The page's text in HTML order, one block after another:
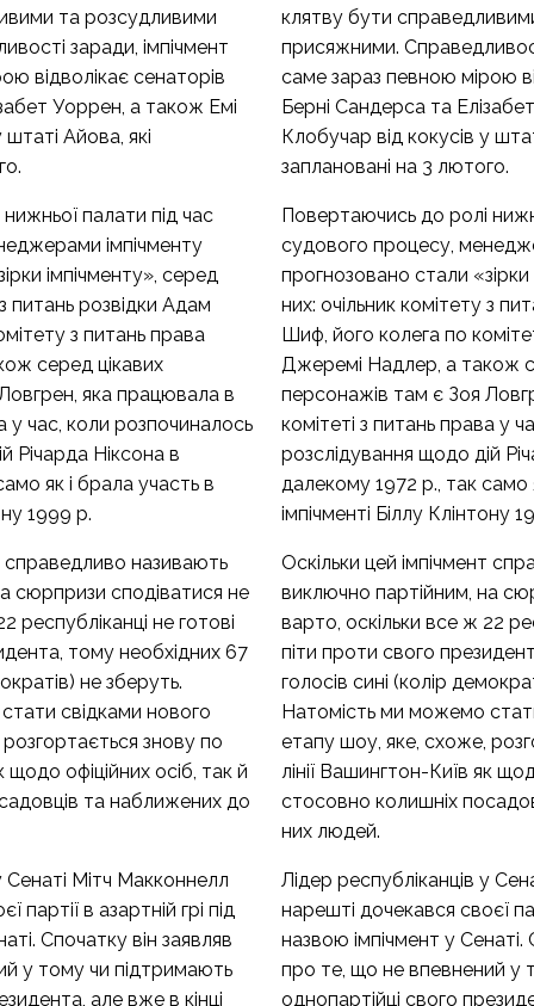
та розсудливими
заради, імпічмент
відволікає сенаторів
Уоррен, а також Емі
Айова, які
палати під час
імпічменту
імпічменту», серед
питань розвідки Адам
з питань права
серед цікавих
яка працювала в
у час, коли розпочиналось
Річарда Ніксона в
як і брала участь в
1999 р.
справедливо називають
сюрпризи сподіватися не
республіканці не готові
тому необхідних 67
не зберуть.
свідками нового
знову по
щодо офіційних осіб, так й
та наближених до
Сенаті Мітч Макконнелл
партії в азартній грі під
Спочатку він заявляв
у тому чи підтримають
але вже в кінці
клятву бути
присяжними.
саме зараз певною мірою
Берні Сандерса та
Клобучар від кокусів у
заплановані на 3 лютого.
Повертаючись до ролі
судового процесу,
прогнозовано стали
них: очільник комітету з
Шиф, його колега по
Джеремі Надлер, а також
персонажів там є Зоя
комітеті з питань права у
розслідування щодо дій
далекому 1972 р., так само
імпічменті Біллу Клінтону
Оскільки цей імпічмент
виключно партійним, на
варто, оскільки все ж 22
піти проти свого
голосів сині (колір
Натомість ми можемо
етапу шоу, яке, схоже,
лінії Вашингтон-Київ як
стосовно колишніх
них людей.
Лідер республіканців у
нарешті дочекався своєї
назвою імпічмент у Сенаті.
про те, що не впевнений у
однопартійці свого